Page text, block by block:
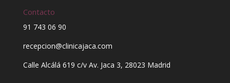
Contacto
91 743 06 90
recepcion@clinicajaca.com
Calle Alcálá 619 c/v Av. Jaca 3, 28023 Madrid